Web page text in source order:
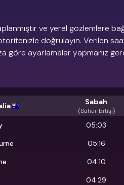
ve yerel gözlemlere
doğrulayın. Verilen
göre ayarlamalar yapmanız
Sabah
(Sahur bitişi)
05:03
05:16
04:10
04:29